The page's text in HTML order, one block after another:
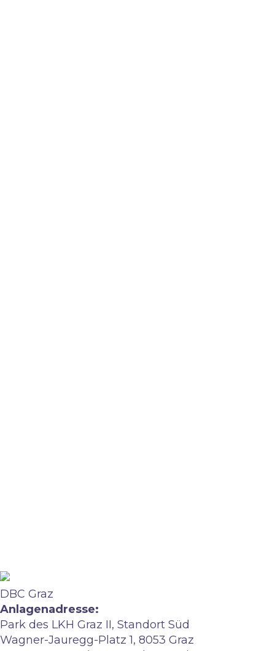
DBC Graz
Anlagenadresse:
Park des LKH Graz II, Standort Süd
Wagner-Jauregg-Platz 1, 8053 Graz